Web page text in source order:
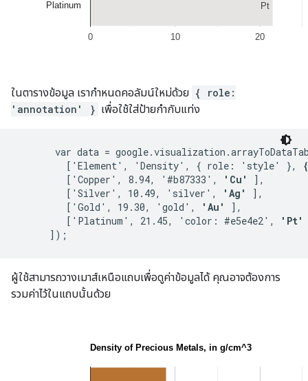
ในตารางข้อมูล เรากำหนดคอลัมน์ใหม่ด้วย { role:
'annotation' } เพื่อใช้ใส่ป้ายกำกับแท่ง
var data =
         ['Element', 'Density', { role: 'style' },
         ['Copper', 8.94, '#b87333',
'Cu'
],
         ['Silver', 10.49, 'silver',
'Ag'
],
         ['Gold', 19.30, 'gold',
'Au'
],
         ['Platinum', 21.45, 'color: #e5e4e2',
'Pt'
ผู้ใช้สามารถวางเมาส์เหนือแถบเพื่อดูค่าข้อมูลได้ คุณอาจต้องการ
รวมค่าไว้ในแถบนั้นด้วย